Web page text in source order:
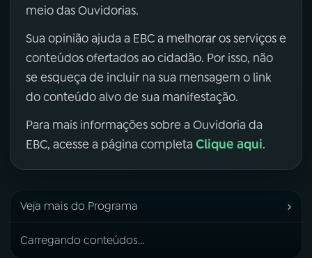
meio das Ouvidorias.
Sua opinião ajuda a EBC a melhorar os serviços e
conteúdos ofertados ao cidadão. Por isso, não
se esqueça de incluir na sua mensagem o link
do conteúdo alvo de sua manifestação.
Para mais informações sobre a Ouvidoria da
EBC, acesse a página completa Clique aqui.
Veja mais do Programa ›
Carregando conteúdos...